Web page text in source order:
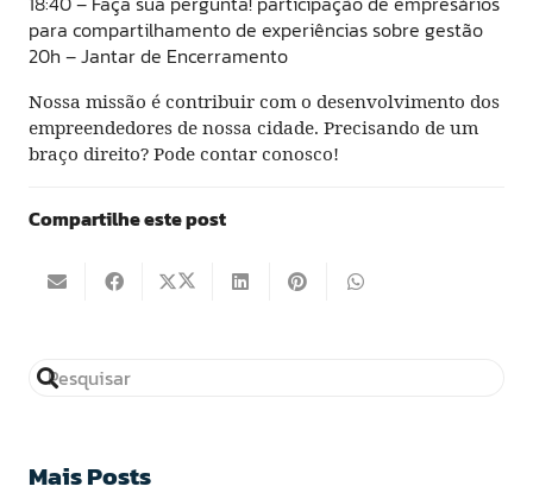
para compartilhamento de experiências sobre gestão
20h – Jantar de Encerramento
Nossa missão é contribuir com o desenvolvimento dos
empreendedores de nossa cidade. Precisando de um
braço direito? Pode contar conosco!
Compartilhe este post
Mais Posts